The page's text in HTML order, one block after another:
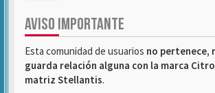
AVISO IMPORTANTE
Esta comunidad de usuarios no pertenece,
guarda relación alguna con la marca
matriz Stellantis.